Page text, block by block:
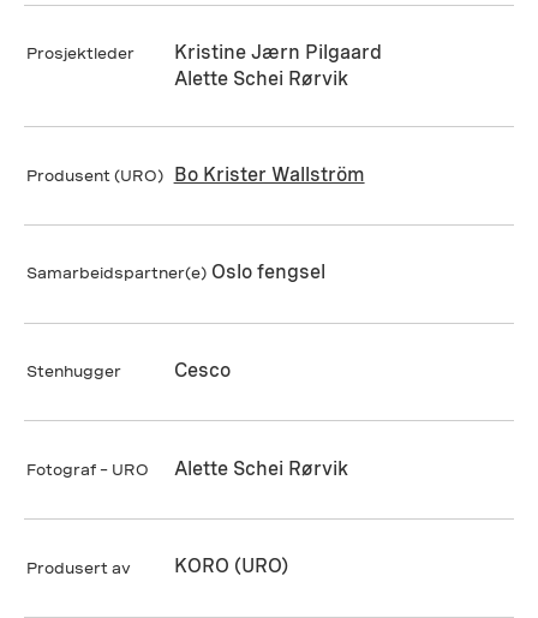
Prosjektleder
Kristine Jærn Pilgaard
Alette Schei Rørvik
Produsent (URO) Bo Krister Wallström
Samarbeidspartner(e) Oslo fengsel
Stenhugger Cesco
Fotograf – URO Alette Schei Rørvik
Produsert av KORO (URO)